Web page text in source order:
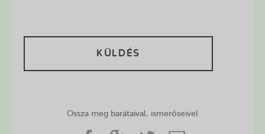
Ossza meg barátaival, ismerőseivel